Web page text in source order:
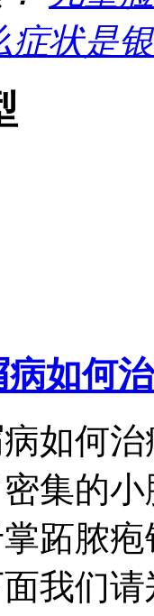
症状是
如何治
如何
集的
跖脓
我们